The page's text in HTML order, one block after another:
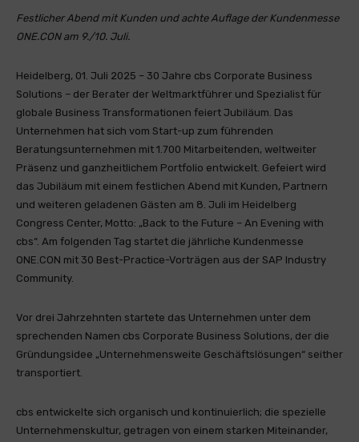
Festlicher Abend mit Kunden und achte Auflage der Kundenmesse
ONE.CON am 9./10. Juli.
Heidelberg, 01. Juli 2025 – 30 Jahre cbs Corporate Business
Solutions – der Berater der Weltmarktführer und Spezialist für
globale Business Transformationen feiert Jubiläum. Das
Unternehmen hat sich vom Start-up zum führenden
Beratungsunternehmen mit 1.700 Mitarbeitenden, weltweiter
Präsenz und ganzheitlichem Portfolio entwickelt. Gefeiert wird
das Jubiläum mit einem festlichen Abend mit Kunden, Partnern
und weiteren geladenen Gästen am 8. Juli im Heidelberg
Congress Center, Motto: „Back to the Future – An Evening with
cbs“. Am folgenden Tag startet die jährliche Kundenmesse
ONE.CON mit 30 Best-Practice-Vorträgen aus der SAP Industry
Community.
Vor drei Jahrzehnten startete das Unternehmen unter dem
sprechenden Namen cbs Corporate Business Solutions, der die
Gründungsidee „Unternehmensweite Geschäftslösungen“ seither
transportiert.
cbs entwickelte sich organisch und kontinuierlich; die spezielle
Unternehmenskultur, getragen von einem starken Miteinander,